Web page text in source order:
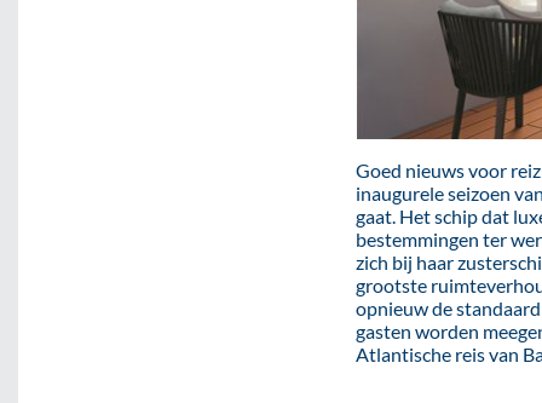
Goed nieuws voor
inaugurele seizoen
gaat. Het schip dat
bestemmingen ter
zich bij haar
grootste
opnieuw de
gasten worden
Atlantische reis van